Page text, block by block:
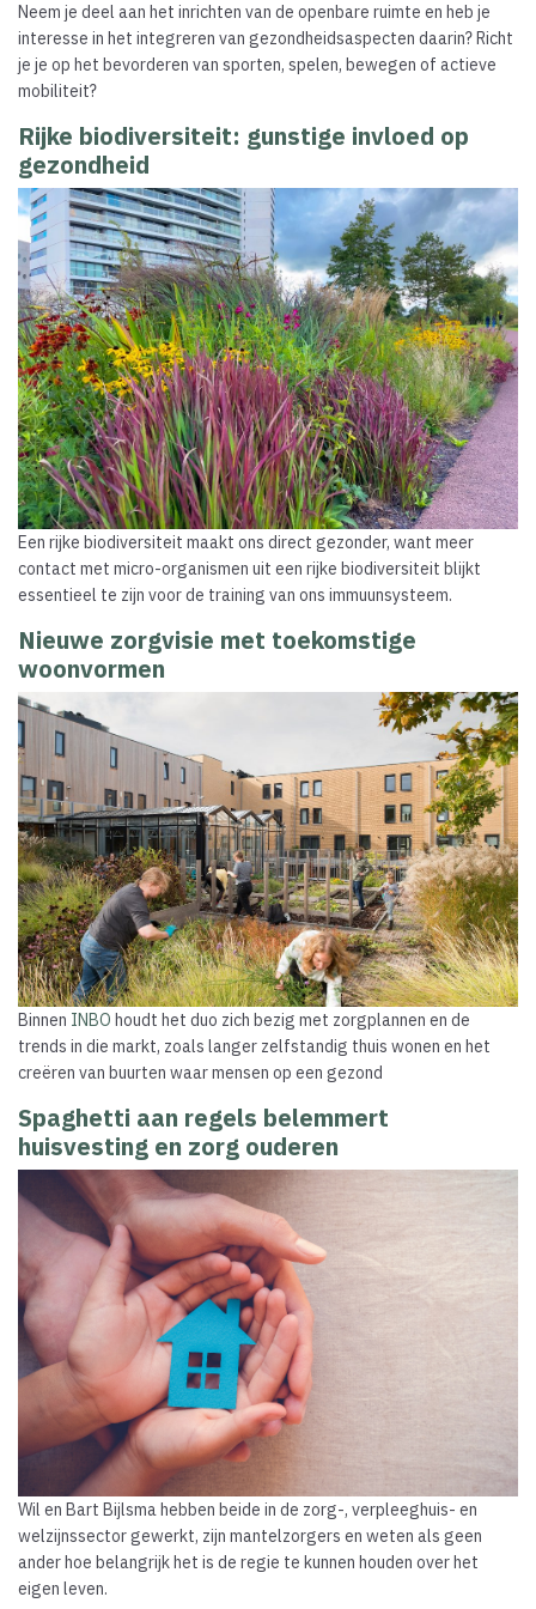
Neem je deel aan het inrichten van de openbare ruimte en heb je
interesse in het integreren van gezondheidsaspecten daarin? Richt
je je op het bevorderen van sporten, spelen, bewegen of actieve
mobiliteit?
Rijke biodiversiteit: gunstige invloed op
gezondheid
Een rijke biodiversiteit maakt ons direct gezonder, want meer
contact met micro-organismen uit een rijke biodiversiteit blijkt
essentieel te zijn voor de training van ons immuunsysteem.
Nieuwe zorgvisie met toekomstige
woonvormen
Binnen INBO houdt het duo zich bezig met zorgplannen en de
trends in die markt, zoals langer zelfstandig thuis wonen en het
creëren van buurten waar mensen op een gezond
Spaghetti aan regels belemmert
huisvesting en zorg ouderen
Wil en Bart Bijlsma hebben beide in de zorg-, verpleeghuis- en
welzijnssector gewerkt, zijn mantelzorgers en weten als geen
ander hoe belangrijk het is de regie te kunnen houden over het
eigen leven.